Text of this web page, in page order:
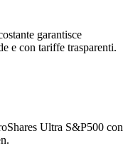
garantisce
e con tariffe trasparenti.
Ultra S&P500 con